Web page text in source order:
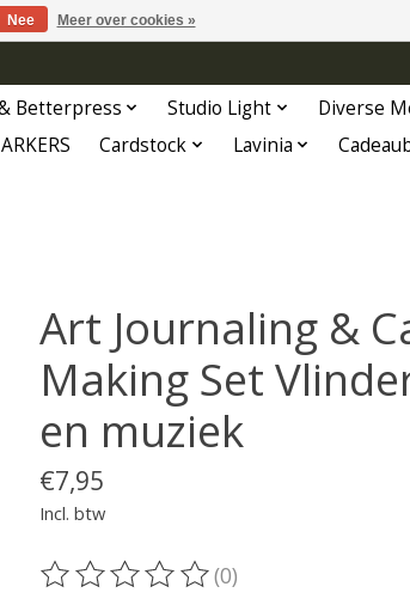
Betterpress Studio Light
Diverse
Cardstock Lavinia
Art Journaling &
Making Set
en muziek
€7,95
Incl. btw
De beoordeling van dit product is
(0)
Nee Meer over cookies »